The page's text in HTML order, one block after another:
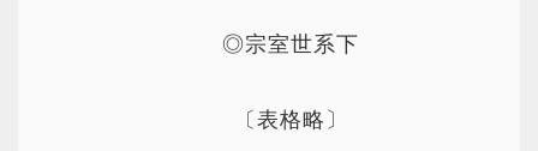
◎宗室世系下
〔表格略〕